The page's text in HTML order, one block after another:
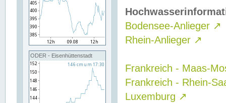
ODER - Eisenhüttenstadt
Bodensee-Anlieger ↗
Rhein-Anlieger ↗
Frankreich - Maas-
Frankreich - Rhein-
Luxemburg ↗